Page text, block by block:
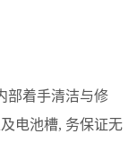
部着手清洁与修
电池槽, 务保证无